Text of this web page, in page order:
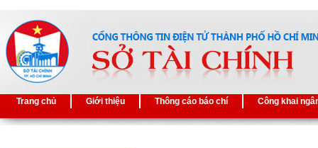
Trang chủ Giới thiệu Thông cáo báo chí Công khai